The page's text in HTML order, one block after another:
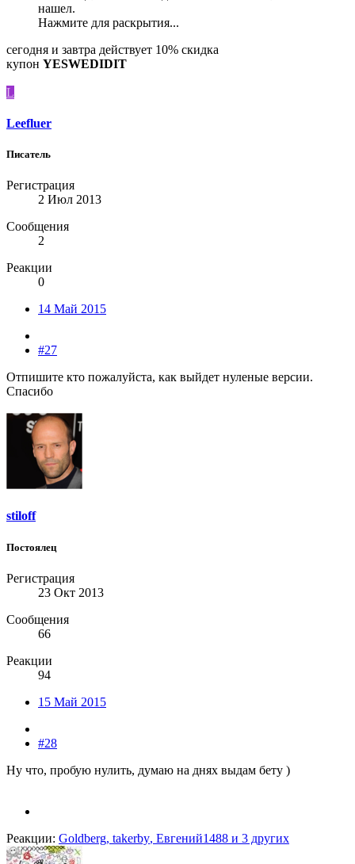
нашел.
Нажмите для раскрытия...
сегодня и завтра действует 10% скидка
купон YESWEDIDIT
L
Leefluer
Писатель
Регистрация
2 Июл 2013
Сообщения
2
Реакции
0
14 Май 2015
#27
Отпишите кто пожалуйста, как выйдет нуленые версии.
Спасибо
stiloff
Постоялец
Регистрация
23 Окт 2013
Сообщения
66
Реакции
94
15 Май 2015
#28
Ну что, пробую нулить, думаю на днях выдам бету )
Реакции: Goldberg, takerby, Евгений1488 и 3 других